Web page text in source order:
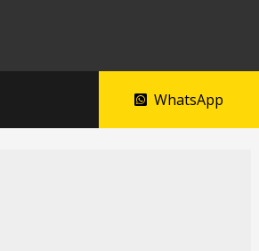
WhatsApp